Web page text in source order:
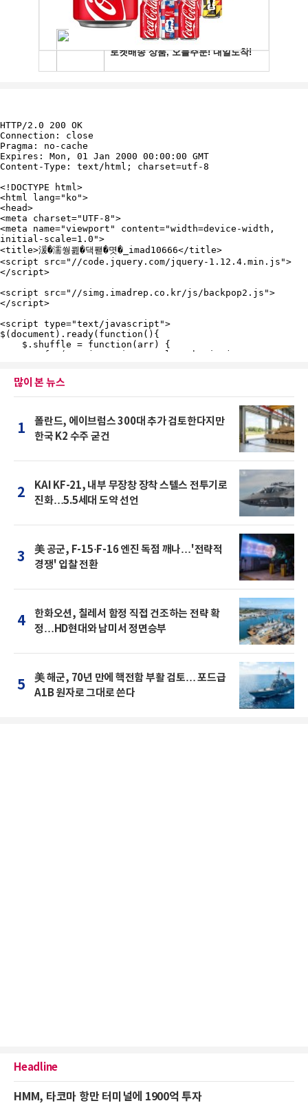
많이 본 뉴스
1
폴란드, 에이브럼스 300대 추가 검토한다지만
한국 K2 수주 굳건
2
KAI KF-21, 내부 무장창 장착 스텔스 전투기로
진화…5.5세대 도약 선언
3
美 공군, F-15·F-16 엔진 독점 깨나…'전략적
경쟁' 입찰 전환
4
한화오션, 칠레서 함정 직접 건조하는 전략 확
정…HD현대와 남미서 정면승부
5
美 해군, 70년 만에 핵전함 부활 검토… 포드급
A1B 원자로 그대로 쓴다
Headline
HMM, 타코마 항만 터미널에 1900억 투자